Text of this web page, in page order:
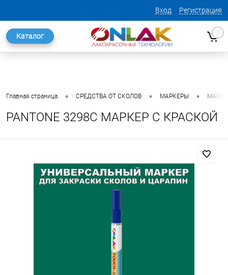
Вход Регистрация
Каталог 0
Главная страница • СРЕДСТВА ОТ СКОЛОВ • МАРКЕРЫ •
PANTONE 3298C МАРКЕР С КРАСКОЙ